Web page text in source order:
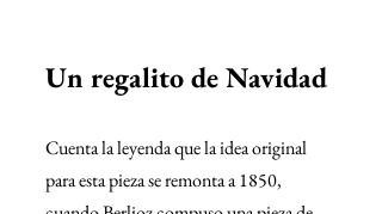
Un regalito de Navidad
Cuenta la leyenda que la idea original
para esta pieza se remonta a 1850,